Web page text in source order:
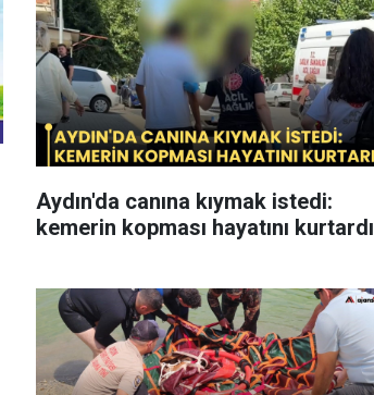
Aydın'da canına kıymak istedi:
kemerin kopması hayatını kurtardı